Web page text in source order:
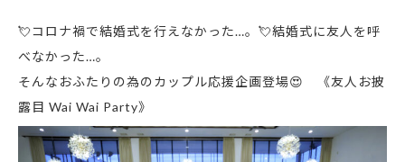
💘コロナ禍で結婚式を行えなかった…。💘結婚式に友人を呼
べなかった…。
そんなおふたりの為のカップル応援企画登場😍 《友人お披
露目 Wai Wai Party》